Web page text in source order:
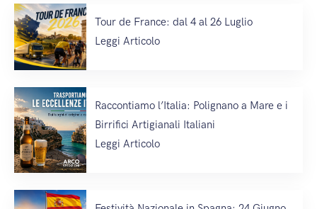
Tour de France: dal 4 al 26 Luglio
Leggi Articolo
Raccontiamo l’Italia: Polignano a Mare e i
Birrifici Artigianali Italiani
Leggi Articolo